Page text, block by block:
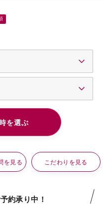
を見る こだわりを見る
約承り中！